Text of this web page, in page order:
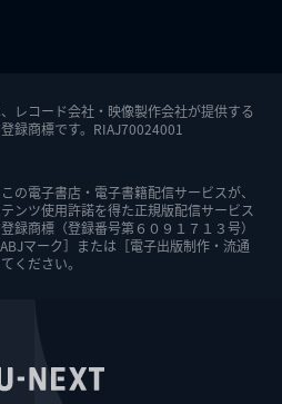
レコード会社・映像製作会社が提供する
録商標です。RIAJ70024001
の電子書店・電子書籍配信サービスが、
ンツ使用許諾を得た正規版配信サービス
録商標（登録番号第６０９１７１３号）
マーク］または［電子出版制作・流通
ください。